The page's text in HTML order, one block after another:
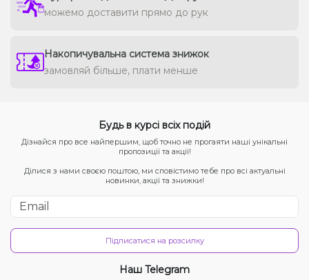
можемо доставити прямо до рук
Накопичувальна система знижок
замовляй більше, плати менше
Будь в курсі всіх подій
Дізнайся про все найпершим, щоб точно не прогаяти наші унікальні
пропозиції та акції!
Ділися з нами своєю поштою, ми сповістимо тебе про всі актуальні
новинки, акції та знижки!
Підписатися на розсилку
Наш Telegram